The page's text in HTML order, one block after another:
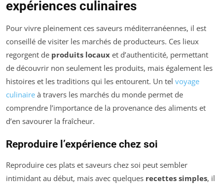
expériences culinaires
Pour vivre pleinement ces saveurs méditerranéennes, il est
conseillé de visiter les marchés de producteurs. Ces lieux
regorgent de produits locaux et d’authenticité, permettant
de découvrir non seulement les produits, mais également les
histoires et les traditions qui les entourent. Un tel voyage
culinaire à travers les marchés du monde permet de
comprendre l’importance de la provenance des aliments et
d’en savourer la fraîcheur.
Reproduire l’expérience chez soi
Reproduire ces plats et saveurs chez soi peut sembler
intimidant au début, mais avec quelques recettes simples, il